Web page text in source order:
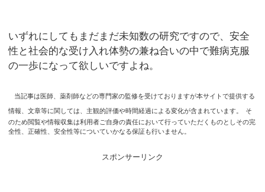
いずれにしてもまだまだ未知数の研究ですので、安全
性と社会的な受け入れ体勢の兼ね合いの中で難病克服
の一歩になって欲しいですよね。
当記事は医師、薬剤師などの専門家の監修を受けておりますが本サイトで提供する
情報、文章等に関しては、主観的評価や時間経過による変化が含まれています。
そ
のため閲覧や情報収集は利用者ご自身の責任において行っていただくものとしその完
全性、正確性、安全性等についていかなる保証も行いません。
スポンサーリンク